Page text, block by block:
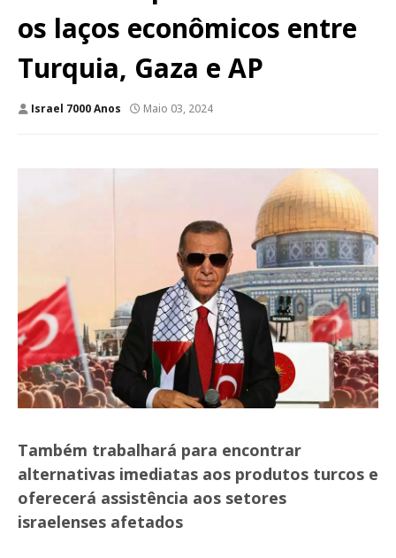
os laços econômicos entre
Turquia, Gaza e AP
Israel 7000 Anos Maio 03, 2024
Também trabalhará para encontrar
alternativas imediatas aos produtos turcos e
oferecerá assistência aos setores
israelenses afetados